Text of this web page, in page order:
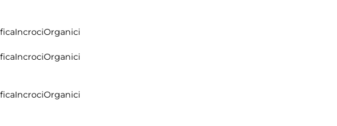
IncrociOrganici
IncrociOrganici
IncrociOrganici